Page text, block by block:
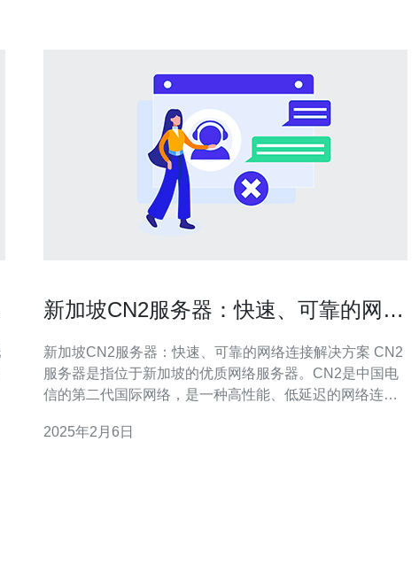
新加坡CN2服务器：快速、可靠的网络
新加坡CN2服务器：快速、可靠的网络连接解决方案 CN2
服务器是指位于新加坡的优质网络服务器。CN2是中国电
信的第二代国际网络，是一种高性能、低延迟的网络连接
息技术基础设施和稳定的互联网连接。选择新加坡CN2服
2025年2月6日